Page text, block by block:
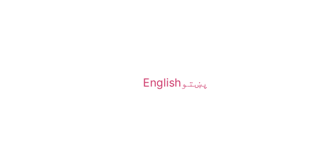
پښتوEnglish